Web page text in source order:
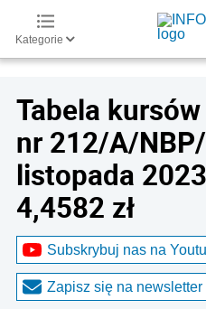
Kategorie
Tabela
nr 212/A/
listopada
4,4582 zł
Subskrybuj nas na
Zapisz się na newsletter